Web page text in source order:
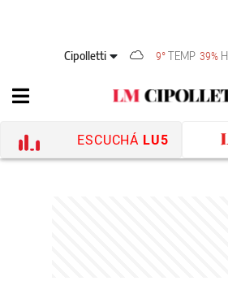
Cipolletti 9° TEMP 39%
ESCUCHÁ LU5